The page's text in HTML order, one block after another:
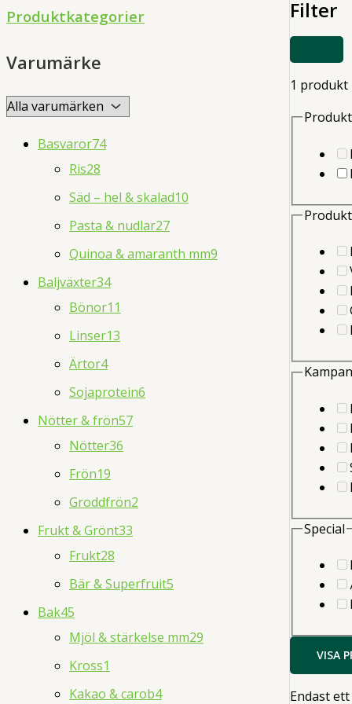
c
s
Produktkategorier
Varumärke
Basvaror74
Ris28
Säd – hel & skalad10
Pasta & nudlar27
Quinoa & amaranth mm9
Baljväxter34
Bönor11
Linser13
Ärtor4
Sojaprotein6
Nötter & frön57
Nötter36
Frön19
Groddfrön2
Frukt & Grönt33
Frukt28
Bär & Superfruit5
Bak45
Mjöl & stärkelse mm29
Kross1
Kakao & carob4
Filter
ELLER
FILTER
1 produkt
Special
VISA
Endast